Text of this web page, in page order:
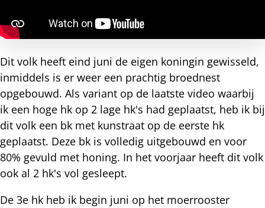
Dit volk heeft eind juni de eigen koningin gewisseld,
inmiddels is er weer een prachtig broednest
opgebouwd. Als variant op de laatste video waarbij
ik een hoge hk op 2 lage hk's had geplaatst, heb ik bij
dit volk een bk met kunstraat op de eerste hk
geplaatst. Deze bk is volledig uitgebouwd en voor
80% gevuld met honing. In het voorjaar heeft dit volk
ook al 2 hk's vol gesleept.
De 3e hk heb ik begin juni op het moerrooster